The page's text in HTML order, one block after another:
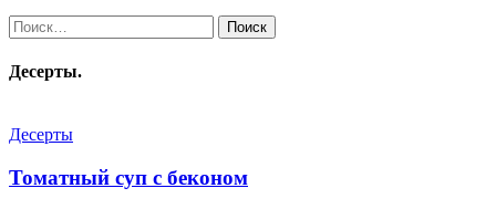
Найти:
Десерты.
Десерты
Томатный суп с беконом